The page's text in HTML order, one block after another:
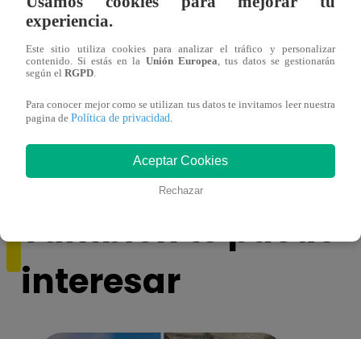
departamentos del Perú: cómo acceder y
quienes se benefician
También te puede
interesar
experiencia.
Este sitio utiliza cookies para analizar el tráfico y personalizar
contenido. Si estás en la Unión Europea , tus datos se gestionarán
según el RGPD
Para conocer mejor como se utilizan tus datos te invitamos leer nuestra
pagina de Política de privacidad
Aceptar Cookies
Rechazar